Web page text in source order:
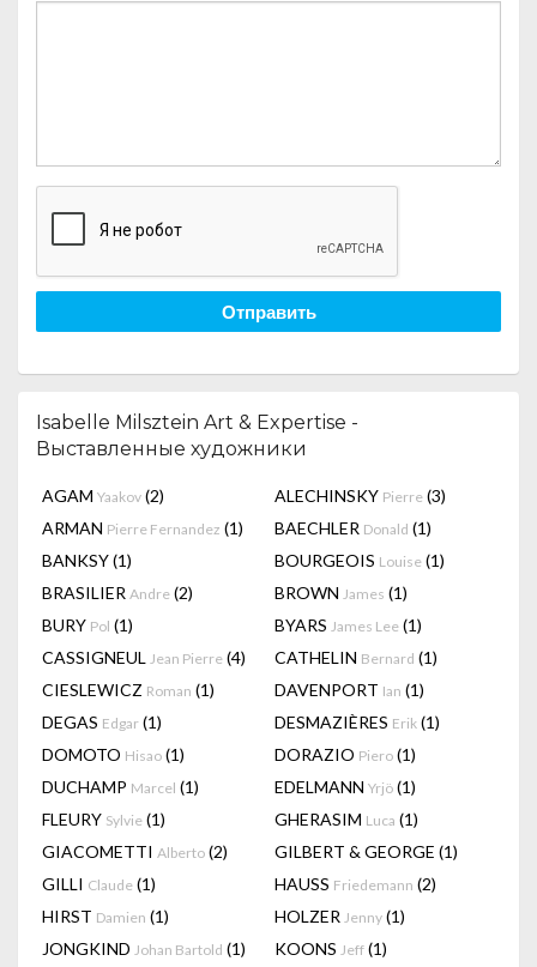
Отправить
Isabelle Milsztein Art & Expertise -
Выставленные художники
AGAM Yaakov (2) ALECHINSKY Pierre (3)
ARMAN Pierre Fernandez (1) BAECHLER Donald (1)
BANKSY(1) BOURGEOIS Louise (1)
BRASILIER Andre (2) BROWN James (1)
BURY Pol (1) BYARS James Lee (1)
CASSIGNEUL Jean Pierre (4) CATHELIN Bernard (1)
CIESLEWICZ Roman (1) DAVENPORT Ian (1)
DEGAS Edgar (1) DESMAZIÈRES Erik (1)
DOMOTO Hisao (1) DORAZIO Piero (1)
DUCHAMP Marcel (1) EDELMANN Yrjö (1)
FLEURY Sylvie (1) GHERASIM Luca (1)
GIACOMETTI Alberto (2) GILBERT & GEORGE (1)
GILLI Claude (1) HAUSS Friedemann (2)
HIRST Damien (1) HOLZER Jenny (1)
JONGKIND Johan Bartold (1) KOONS Jeff (1)